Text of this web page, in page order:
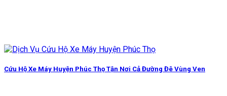
Cứu Hộ Xe Máy Huyện Phúc Thọ Tận Nơi Cả Đường Đê Vùng Ven